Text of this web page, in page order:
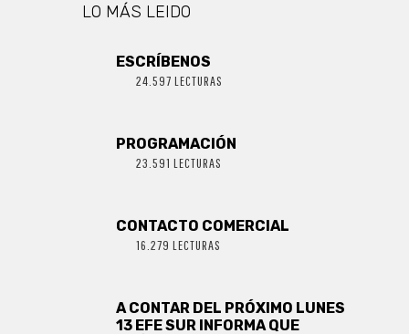
LO MÁS LEIDO
ESCRÍBENOS
24.597 LECTURAS
PROGRAMACIÓN
23.591 LECTURAS
CONTACTO COMERCIAL
16.279 LECTURAS
A CONTAR DEL PRÓXIMO LUNES
13 EFE SUR INFORMA QUE